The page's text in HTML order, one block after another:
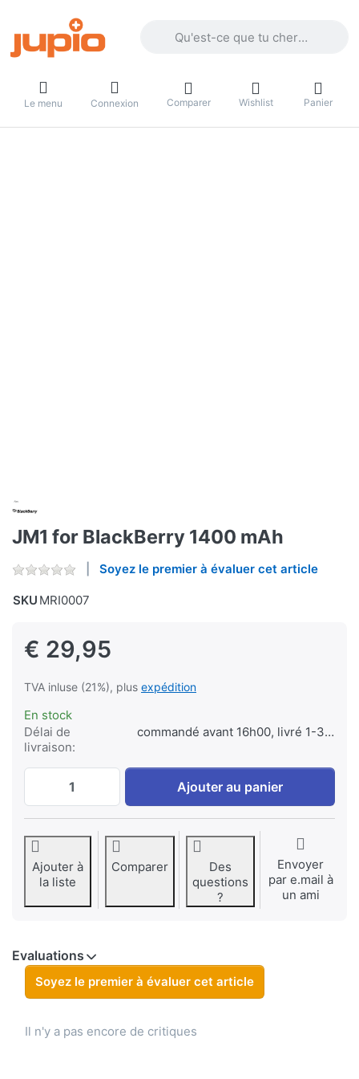
Le menu Connexion Comparer Wishlist Panier
JM1 for BlackBerry 1400 mAh
Soyez le premier à évaluer cet article
SKU MRI0007
€ 29,95
TVA inluse (21%), plus expédition
En stock
Délai de
livraison:
commandé avant 16h00, livré 1-3 jours
JM1 for BlackBerry 1400 mAh at € 29,95,
Ajouter au panier
Ajouter à
la liste
Comparer
Des
questions
?
Envoyer
par e.mail à
un ami
Evaluations
Soyez le premier à évaluer cet article
Il n'y a pas encore de critiques